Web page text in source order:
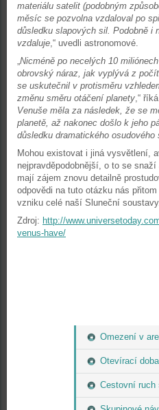
Omezení v
Otevírací
Cestovní ruch
materiálu satelit (podobným
měsíc se pozvolna vzdaloval po
důsledku slapových sil. Podobně i
vzdaluje,“ uvedli astronomové.
„Nicméně po necelých 10
obrovský náraz, jak vyplývá z
se uskutečnil v protisměru
změnu směru otáčení planety,“
Venuše měla za následek, že se
planetě, až nakonec došlo k jeho
důsledku dramatického osudového
Mohou existovat i jiná vysvětlení,
nejpravděpodobnější, o to se
mají zájem znovu detailně
odpovědi na tuto otázku nás
vzniku celé naší Sluneční
Zdroj: http://
venus-have/